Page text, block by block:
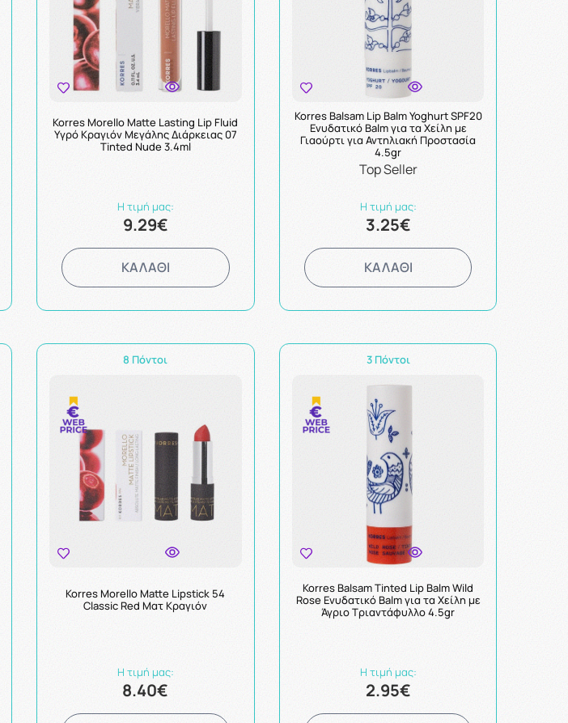
Korres Morello Matte Lasting Lip Fluid
Υγρό Κραγιόν Μεγάλης Διάρκειας 07
Tinted Nude 3.4ml
Η τιμή μας:
9.29€
ΚΑΛΑΘΙ
Korres Balsam Lip Balm Yoghurt SPF20
Ενυδατικό Balm για τα Χείλη με
Γιαούρτι για Αντηλιακή Προστασία
4.5gr
Top Seller
Η τιμή μας:
3.25€
ΚΑΛΑΘΙ
8 Πόντοι
Korres Morello Matte Lipstick 54
Classic Red Ματ Κραγιόν
Η τιμή μας:
8.40€
3 Πόντοι
Korres Balsam Tinted Lip Balm Wild
Rose Ενυδατικό Balm για τα Χείλη με
Άγριο Τριαντάφυλλο 4.5gr
Η τιμή μας:
2.95€